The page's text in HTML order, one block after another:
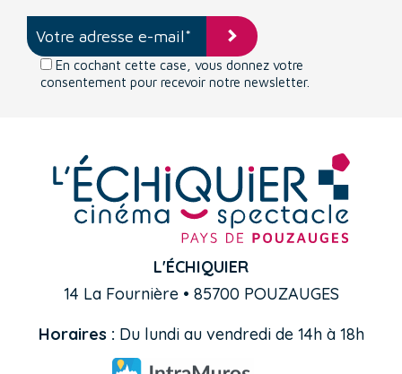
En cochant cette case, vous donnez votre
consentement pour recevoir notre newsletter.
L'ÉCHIQUIER
14 La Fournière • 85700 POUZAUGES
Horaires : Du lundi au vendredi de 14h à 18h